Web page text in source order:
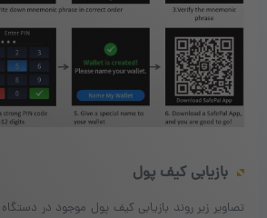
بازیابی کیف پول
تصاویر زیر روند بازیابی کیف پول موجود در